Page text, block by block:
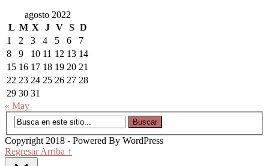
agosto 2022
L M X J V S D
1
2 3 4 5 6
7
8
9 10 11 12 13 14
15 16 17 18 19 20 21
22 23 24 25 26 27 28
29 30 31
« May
Copyright 2018 - Powered By WordPress
Regresar Arriba ↑